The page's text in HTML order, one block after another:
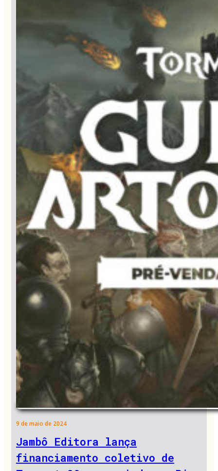
9 de maio de 2024
Jambô Editora lança
financiamento coletivo de